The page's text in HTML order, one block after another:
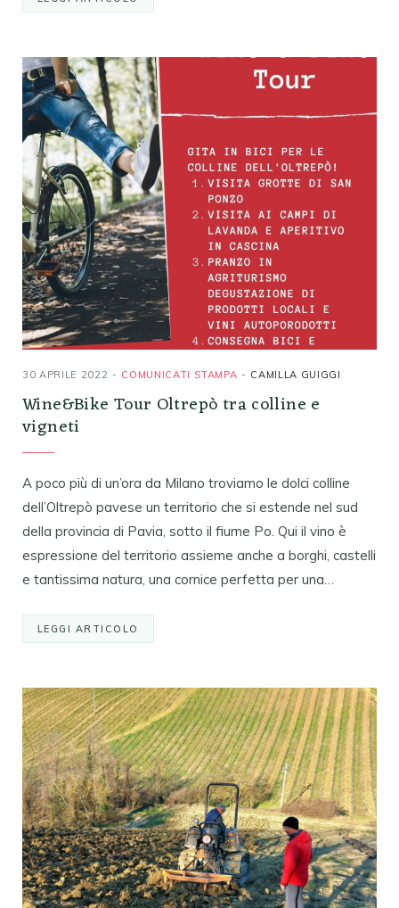
30 APRILE 2022 COMUNICATI STAMPA CAMILLA GUIGGI
Wine&Bike Tour Oltrepò tra colline e
vigneti
A poco più di un’ora da Milano troviamo le dolci colline
dell’Oltrepò pavese un territorio che si estende nel sud
della provincia di Pavia, sotto il fiume Po. Qui il vino è
espressione del territorio assieme anche a borghi, castelli
e tantissima natura, una cornice perfetta per una…
LEGGI ARTICOLO